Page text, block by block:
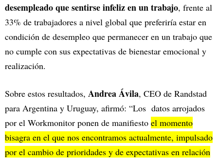
desempleado que sentirse infeliz en un trabajo, frente al
33% de trabajadores a nivel global que preferiría estar en
condición de desempleo que permanecer en un trabajo que
no cumple con sus expectativas de bienestar emocional y
realización.
Sobre estos resultados, Andrea Ávila, CEO de Randstad
para Argentina y Uruguay, afirmó: “Los datos arrojados
por el Workmonitor ponen de manifiesto el momento
bisagra en el que nos encontramos actualmente, impulsado
por el cambio de prioridades y de expectativas en relación